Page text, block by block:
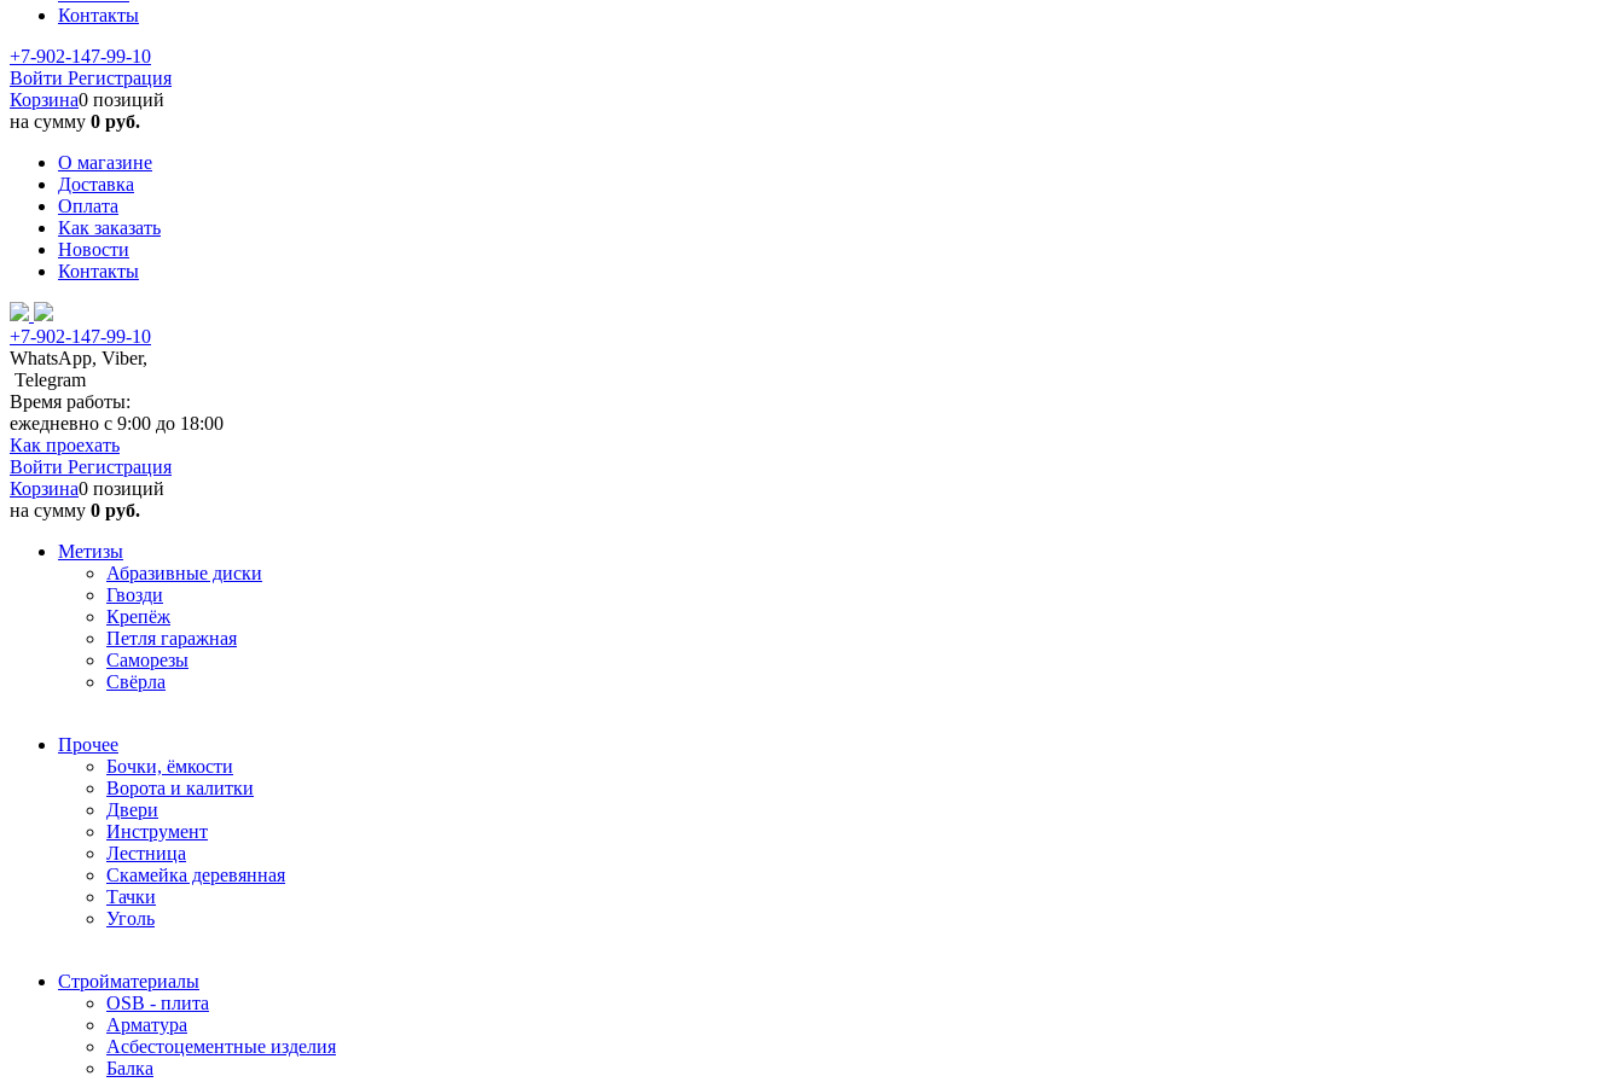
Контакты
+7-902-147-99-10
Войти Регистрация
Корзина0 позиций
на сумму 0 руб.
О магазине
Доставка
Оплата
Как заказать
Новости
Контакты
+7-902-147-99-10
WhatsApp, Viber,
Telegram
Время работы:
ежедневно с 9:00 до 18:00
Как проехать
Войти Регистрация
Корзина0 позиций
на сумму 0 руб.
Метизы
Абразивные диски
Гвозди
Крепёж
Петля гаражная
Саморезы
Свёрла
Прочее
Бочки, ёмкости
Ворота и калитки
Двери
Инструмент
Лестница
Скамейка деревянная
Тачки
Уголь
Стройматериалы
OSB - плита
Арматура
Асбестоцементные изделия
Балка